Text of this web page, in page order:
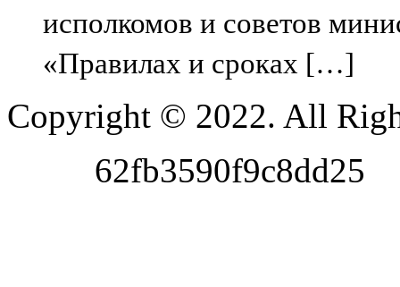
исполкомов и советов
«Правилах и сроках […]
Copyright © 2022. All
62fb3590f9c8dd25